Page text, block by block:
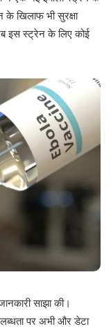
के खिलाफ भी सुरक्षा
इस स्ट्रेन के लिए कोई
साझा की।
पर अभी और डेटा